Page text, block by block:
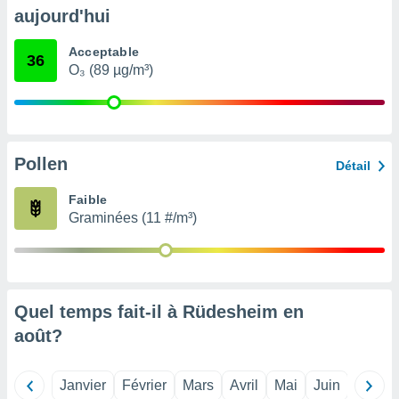
ou
de la
non
des
le
en
aujourd'hui
36 Acceptable
O₃ (89 µg/m³)
Pollen Détail
Faible
Graminées (11 #/m³)
Quel temps fait-il à Rüdesheim en
août?
Janvier Février Mars Avril Mai Juin Juillet